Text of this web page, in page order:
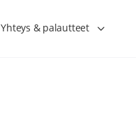
Yhteys & palautteet